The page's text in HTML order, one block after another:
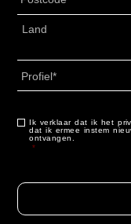
Adres
Land
Aanmelden *
Ik verklaar dat ik het
dat ik ermee instem
ontvangen.
*